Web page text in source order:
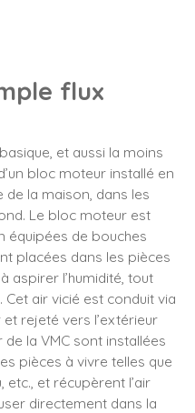
flux
et aussi la moins
bloc moteur installé en
de la maison, dans les
Le bloc moteur est
équipées de bouches
placées dans les pièces
aspirer l’humidité, tout
air vicié est conduit via
rejeté vers l’extérieur
de la VMC sont installées
pièces à vivre telles que
etc., et récupèrent l’air
directement dans la